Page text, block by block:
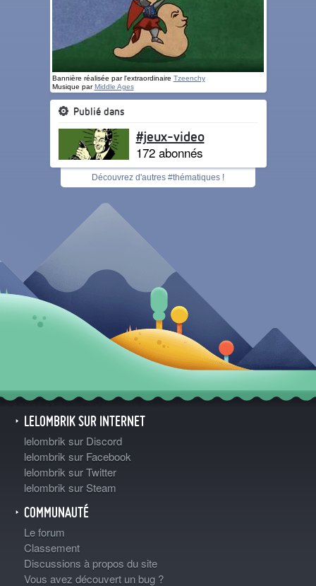
Bannière réalisée par l'extraordinaire Tzeenchy
Musique parMiddle Ages
Publié dans
#jeux-video
172 abonnés
Découvrez d'autres #thématiques !
LELOMBRIK SUR INTERNET
lelombrik sur Discord
lelombrik sur Facebook
lelombrik sur Twitter
lelombrik sur Steam
COMMUNAUTÉ
Le forum
Classement
Discussions à propos du site
Vous avez découvert un bug ?